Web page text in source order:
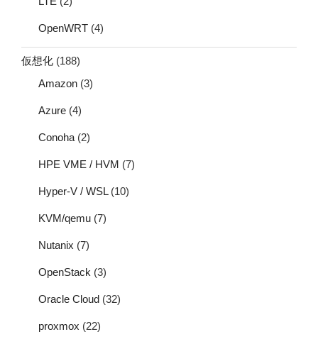
OpenWRT (4)
仮想化 (188)
Amazon (3)
Azure (4)
Conoha (2)
HPE VME / HVM (7)
Hyper-V / WSL(10)
KVM/qemu (7)
Nutanix (7)
OpenStack (3)
Oracle Cloud (32)
proxmox (22)